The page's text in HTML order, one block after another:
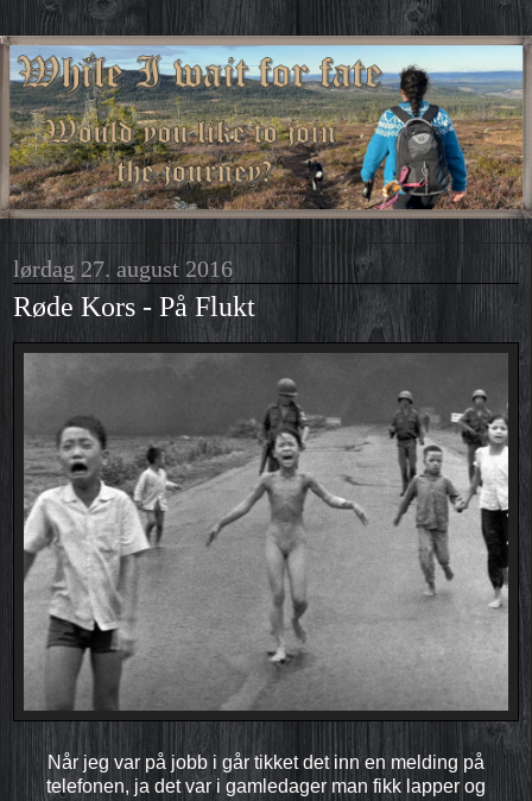
lørdag 27. august 2016
Røde Kors - På Flukt
Når jeg var på jobb i går tikket det inn en melding på
telefonen, ja det var i gamledager man fikk lapper og